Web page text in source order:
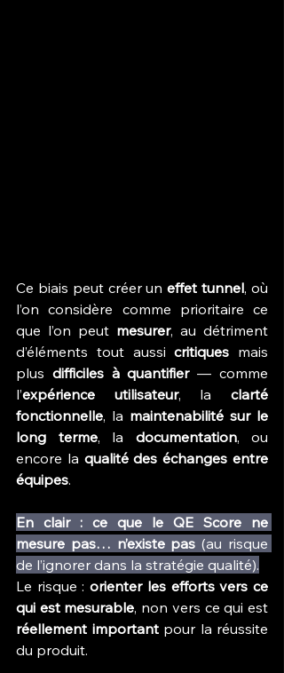
Ce biais peut créer un effet tunnel, où
l’on considère comme prioritaire ce
que l’on peut mesurer, au détriment
d’éléments tout aussi critiques mais
plus difficiles à quantifier — comme
l’expérience utilisateur, la clarté
fonctionnelle, la maintenabilité sur le
long terme, la documentation, ou
encore la qualité des échanges entre
équipes.
En clair : ce que le QE Score ne
mesure pas… n’existe pas (au risque
de l’ignorer dans la stratégie qualité).
Le risque : orienter les efforts vers ce
qui est mesurable
réellement important pour la réussite
du produit.